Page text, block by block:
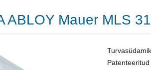
ABLOY Mauer MLS